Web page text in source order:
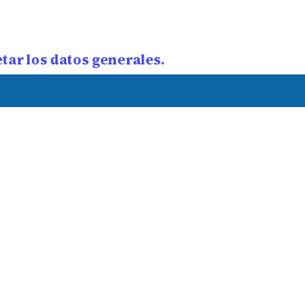
los datos generales.